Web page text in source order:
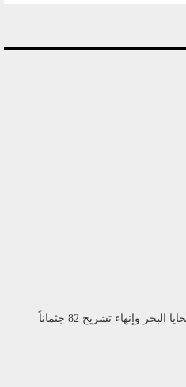
وإنهاء تشريح 82 جثماناً